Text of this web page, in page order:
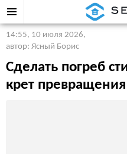
14:55, 10 июля 2026,
автор: Ясный Борис
Сделать погреб
крет превращения